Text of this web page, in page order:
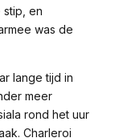
stip, en
was de
lange tijd in
meer
rond het uur
Charleroi